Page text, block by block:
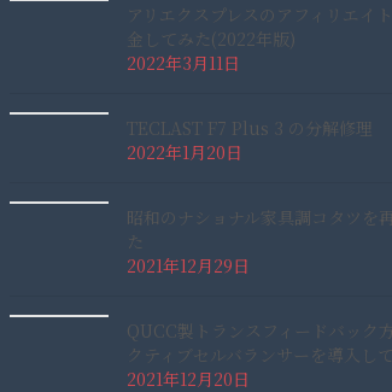
アリエクスプレスのアフィリエイ
金してみた(2022年版)
2022年3月11日
TECLAST F7 Plus 3 の分解修理
2022年1月20日
昭和のナショナル家具調コタツを
た
2021年12月29日
QUCC製トランスフィードバック
クティブセルバランサーを導入し
2021年12月20日